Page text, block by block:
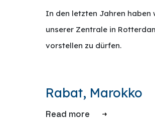
In den letzten Jahren haben
unserer Zentrale in
vorstellen zu dürfen.
Rabat, Marokko
Read more